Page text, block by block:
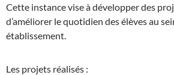
Cette instance vise à développer des
d’améliorer le quotidien des élèves au
établissement.
Les projets réalisés :